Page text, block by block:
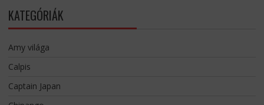
KATEGÓRIÁK
Amy világa
Calpis
Captain Japan